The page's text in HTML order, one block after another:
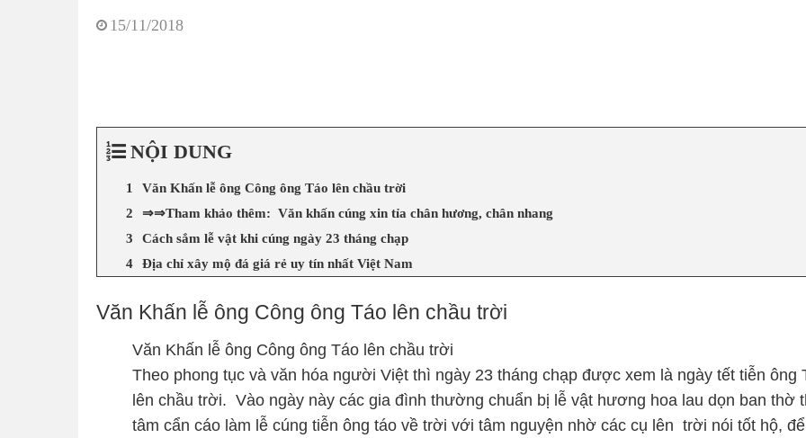
15/11/2018
NỘI DUNG
Văn Khấn lễ ông Công ông Táo lên chầu trời
⇒⇒Tham khảo thêm: Văn khấn cúng xin tỉa chân hương, chân nhang
Cách sắm lễ vật khi cúng ngày 23 tháng chạp
Địa chỉ xây mộ đá giá rẻ uy tín nhất Việt Nam
Văn Khấn lễ ông Công ông Táo lên chầu trời
Văn Khấn lễ ông Công ông Táo lên chầu trời
Theo phong tục và văn hóa người Việt thì ngày 23 tháng chạp được xem là ngày tết tiễn ông
lên chầu trời. Vào ngày này các gia đình thường chuẩn bị lễ vật hương hoa lau dọn ban thờ
tâm cẩn cáo làm lễ cúng tiễn ông táo về trời với tâm nguyện nhờ các cụ lên trời nói tốt hộ,